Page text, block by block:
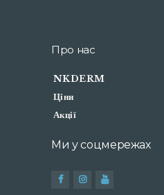
Про нас
NKDERM
Ціни
Акції
Ми у соцмережах